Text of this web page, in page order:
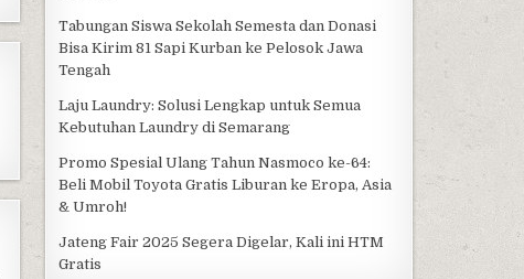
Tabungan Siswa Sekolah Semesta dan Donasi
Bisa Kirim 81 Sapi Kurban ke Pelosok Jawa
Tengah
Laju Laundry: Solusi Lengkap untuk Semua
Kebutuhan Laundry di Semarang
Promo Spesial Ulang Tahun Nasmoco ke-64:
Beli Mobil Toyota Gratis Liburan ke Eropa, Asia
& Umroh!
Jateng Fair 2025 Segera Digelar, Kali ini HTM
Gratis